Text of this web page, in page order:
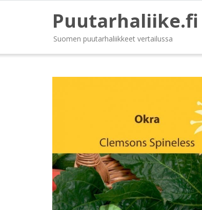
Puutarhaliike.fi
Suomen puutarhaliikkeet vertailussa